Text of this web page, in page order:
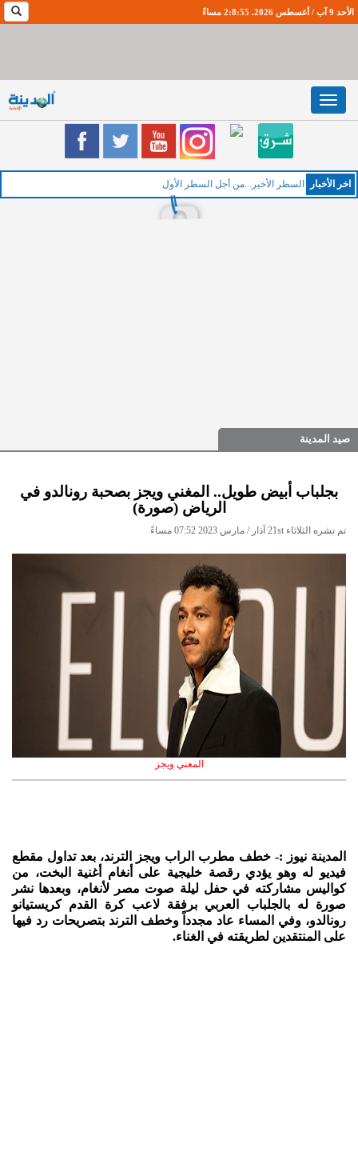
الأحد 9 آب / أغسطس 2026. 2:8:56 مساءً
Toggle
navigation
اخر اﻷخبار الخ
صيد المدينة
بجلباب أبيض طويل.. المغني ويجز بصحبة رونالدو في
الرياض (صورة)
تم نشره الثلاثاء 21st آذار / مارس 2023 07:52 مساءً
المغني ويجز
المدينة نيوز :- خطف مطرب الراب ويجز الترند، بعد تداول مقطع
فيديو له وهو يؤدي رقصة خليجية على أنغام أغنية البخت، من
كواليس مشاركته في حفل ليلة صوت مصر لأنغام، وبعدها نشر
صورة له بالجلباب العربي برفقة لاعب كرة القدم كريستيانو
رونالدو، وفي المساء عاد مجدداً وخطف الترند بتصريحات رد فيها
على المنتقدين لطريقته في الغناء.